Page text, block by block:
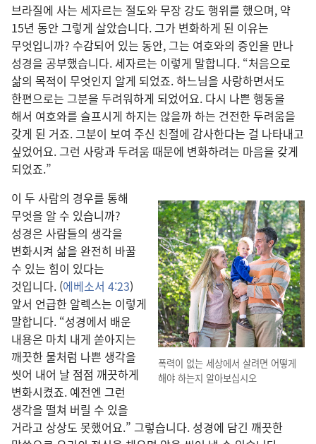
브라질에 사는 세자르는 절도와 무장 강도 행위를 했으며, 약
15년 동안 그렇게 살았습니다. 그가 변화하게 된 이유는
무엇입니까? 수감되어 있는 동안, 그는 여호와의 증인을 만나
성경을 공부했습니다. 세자르는 이렇게 말합니다. “처음으로
삶의 목적이 무엇인지 알게 되었죠. 하느님을 사랑하면서도
한편으로는 그분을 두려워하게 되었어요. 다시 나쁜 행동을
해서 여호와를 슬프시게 하지는 않을까 하는 건전한 두려움을
갖게 된 거죠. 그분이 보여 주신 친절에 감사한다는 걸 나타내고
싶었어요. 그런 사랑과 두려움 때문에 변화하려는 마음을 갖게
되었죠.”
폭력이 없는 세상에서 살려면 어떻게
해야 하는지 알아보십시오
이 두 사람의 경우를 통해
무엇을 알 수 있습니까?
성경은 사람들의 생각을
변화시켜 삶을 완전히 바꿀
수 있는 힘이 있다는
것입니다. (에베소서 4:23)
앞서 언급한 알렉스는 이렇게
말합니다. “성경에서 배운
내용은 마치 내게 쏟아지는
깨끗한 물처럼 나쁜 생각을
씻어 내어 날 점점 깨끗하게
변화시켰죠. 예전엔 그런
생각을 떨쳐 버릴 수 있을
거라고 상상도 못했어요.” 그렇습니다. 성경에 담긴 깨끗한